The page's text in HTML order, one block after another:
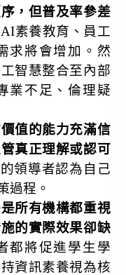
，但普及率參差
AI素養教育、員工
求將會增加。然
智慧整合至內部
業不足、倫理疑
值的能力充滿信
真正理解或認可
的領導者認為自己
過程。
所有機構都重視
的實際效果卻缺
都將促進學生學
資訊素養視為核